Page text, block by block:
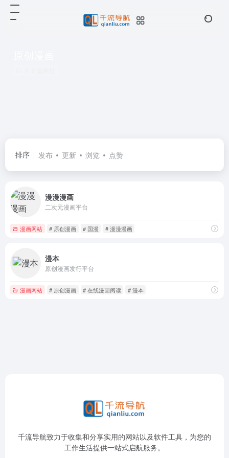
排序 发布 更新 浏览 点赞
漫漫漫画
二次元漫画平台
漫画网站 # 原创漫画 # 国漫 # 漫漫漫画
漫本
原创漫画发行平台
漫画网站 # 原创漫画 # 在线漫画阅读 # 漫本
千流导航致力于收集和分享实用的网站以及软件工具，为您的
工作生活提供一站式启航服务。